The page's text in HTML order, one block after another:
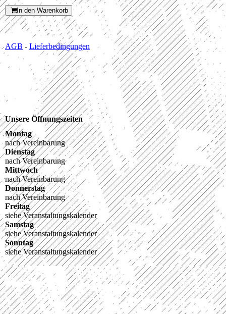
In den Warenkorb
AGB - Lieferbedingungen
Unsere Öffnungszeiten
Montag
nach Vereinbarung
Dienstag
nach Vereinbarung
Mittwoch
nach Vereinbarung
Donnerstag
nach Vereinbarung
Freitag
siehe Veranstaltungskalender
Samstag
siehe Veranstaltungskalender
Sonntag
siehe Veranstaltungskalender